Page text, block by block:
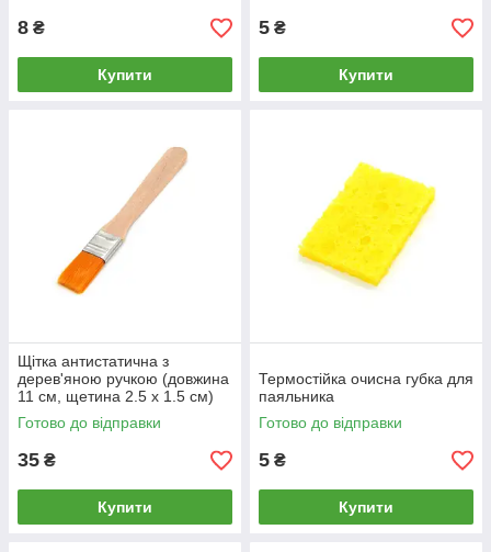
8 ₴
Купити
5 ₴
Купити
Щітка антистатична з
дерев'яною ручкою (довжина
11 см, щетина 2.5 х 1.5 см)
Готово до відправки
35 ₴
Купити
Термостійка очисна губка для
паяльника
Готово до відправки
5 ₴
Купити